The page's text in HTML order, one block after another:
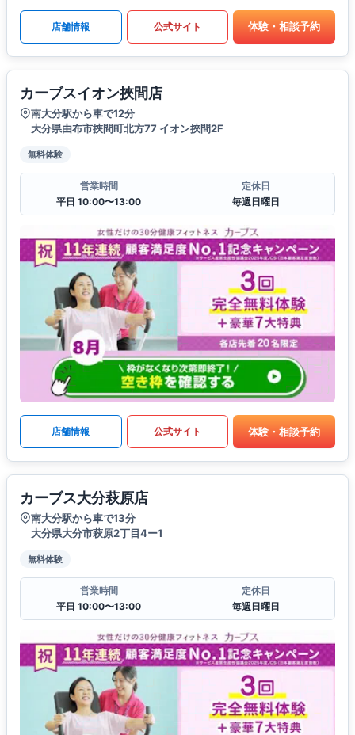
店舗情報 公式サイト 体験・相談予約
カーブスイオン挾間店
南大分駅から車で12分
大分県由布市挾間町北方77 イオン挾間2F
無料体験
営業時間
平日 10:00〜13:00
定休日
毎週日曜日
店舗情報 公式サイト 体験・相談予約
カーブス大分萩原店
南大分駅から車で13分
大分県大分市萩原2丁目4ー1
無料体験
営業時間
平日 10:00〜13:00
定休日
毎週日曜日